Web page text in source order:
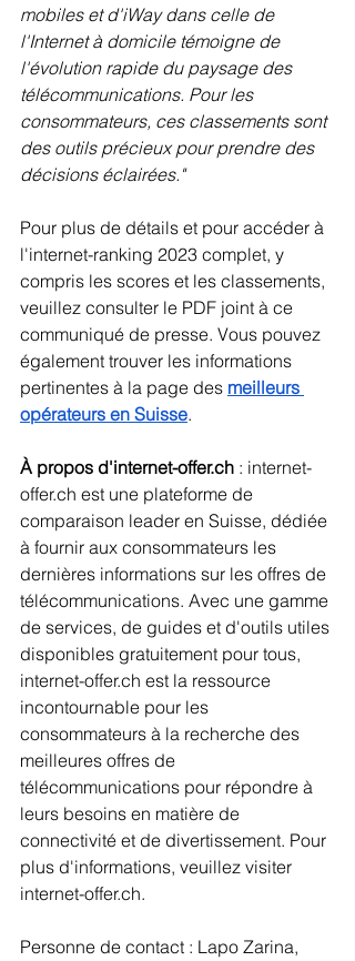
mobiles et d'iWay dans celle de
l'Internet à domicile témoigne de
l'évolution rapide du paysage des
télécommunications. Pour les
consommateurs, ces classements sont
des outils précieux pour prendre des
décisions éclairées."
Pour plus de détails et pour accéder à
l'internet-ranking 2023 complet, y
compris les scores et les classements,
veuillez consulter le PDF joint à ce
communiqué de presse. Vous pouvez
également trouver les informations
pertinentes à la page des meilleurs
opérateurs en Suisse.
À propos d'internet-offer.ch : internet-
offer.ch est une plateforme de
comparaison leader en Suisse, dédiée
à fournir aux consommateurs les
dernières informations sur les offres de
télécommunications. Avec une gamme
de services, de guides et d'outils utiles
disponibles gratuitement pour tous,
internet-offer.ch est la ressource
incontournable pour les
consommateurs à la recherche des
meilleures offres de
télécommunications pour répondre à
leurs besoins en matière de
connectivité et de divertissement. Pour
plus d'informations, veuillez visiter
internet-offer.ch.
Personne de contact : Lapo Zarina,